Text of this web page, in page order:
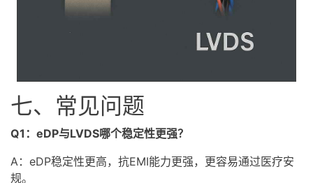
七、常见问题
Q1：eDP与LVDS哪个稳定性更强？
A：eDP稳定性更高，抗EMI能力更强，更容易通过医疗安
规。